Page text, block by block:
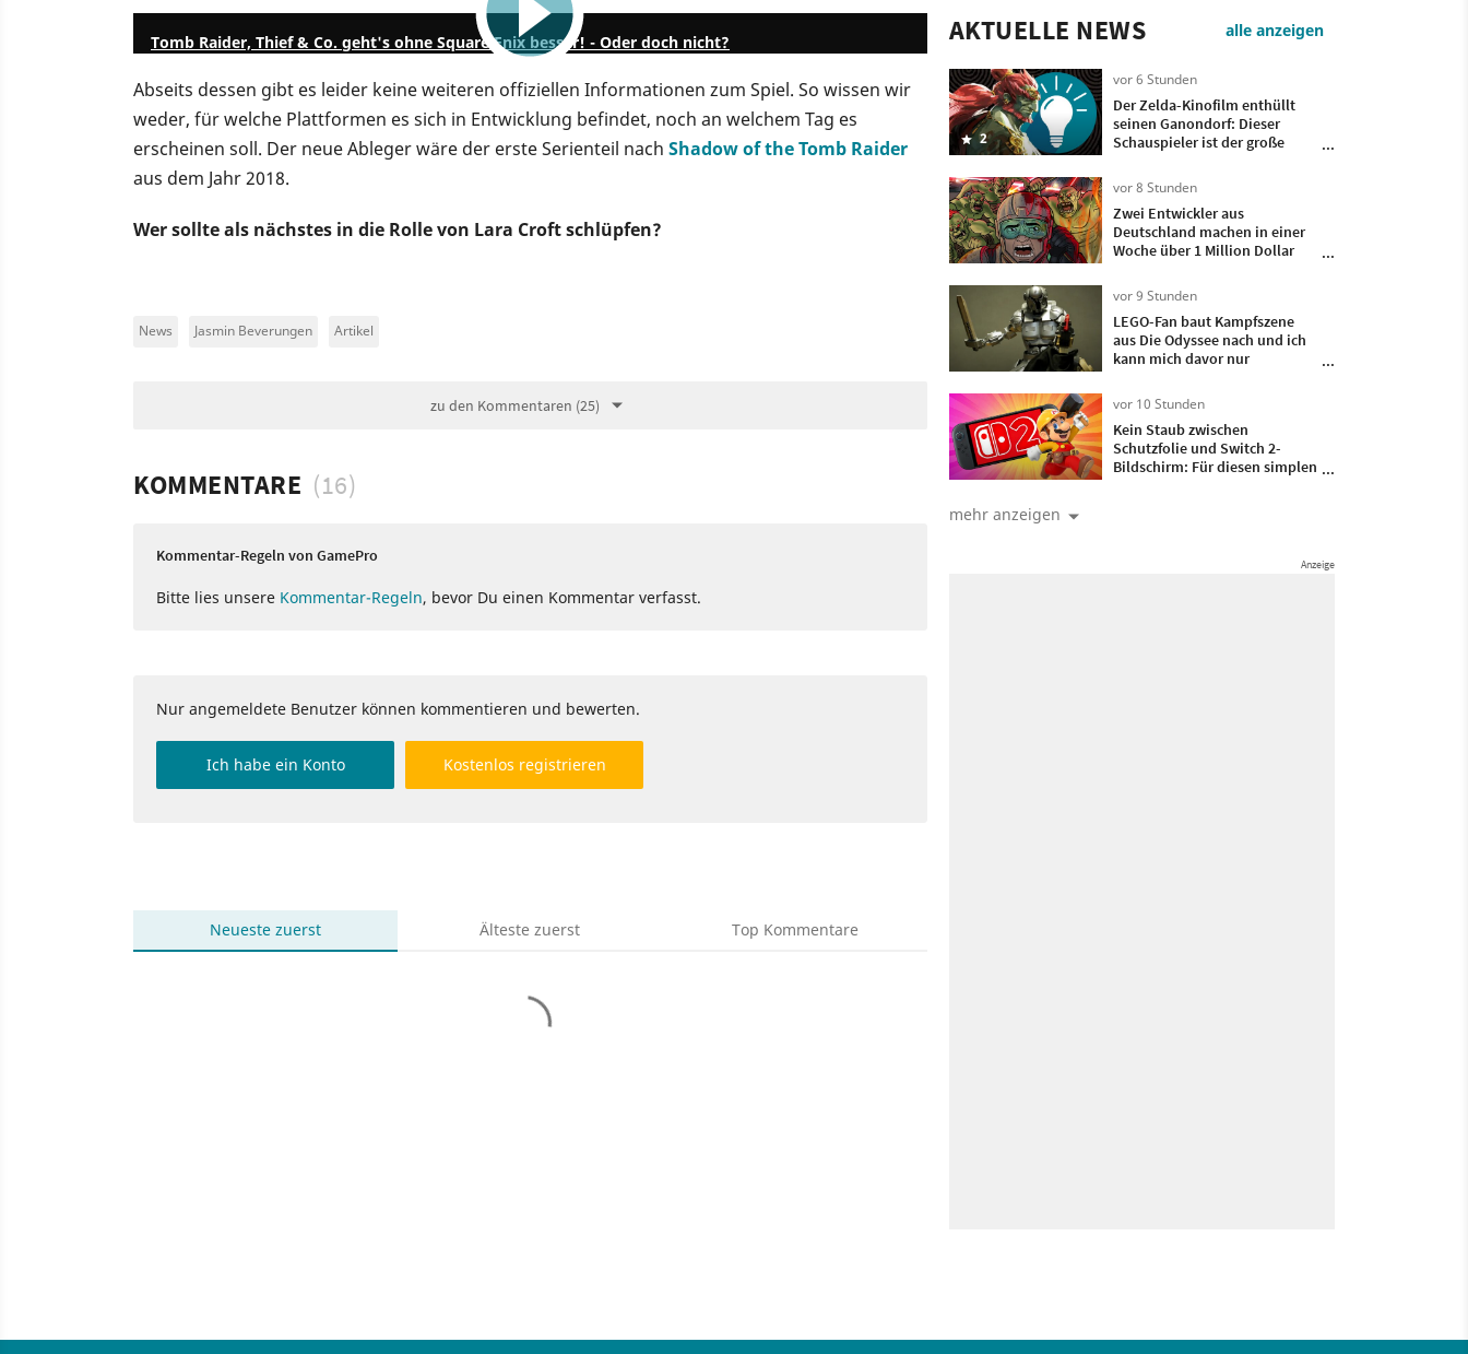
Tomb Raider, Thief & Co. geht's ohne Square Enix besser! - Oder doch nicht?
Abseits dessen gibt es leider keine weiteren offiziellen Informationen zum Spiel. So wissen wir
weder, für welche Plattformen es sich in Entwicklung befindet, noch an welchem Tag es
erscheinen soll. Der neue Ableger wäre der erste Serienteil nach Shadow of the Tomb Raider
aus dem Jahr 2018.
Wer sollte als nächstes in die Rolle von Lara Croft schlüpfen?
News Jasmin Beverungen Artikel
zu den Kommentaren (25)
KOMMENTARE (16)
Kommentar-Regeln von GamePro
Bitte lies unsere Kommentar-Regeln, bevor Du einen Kommentar verfasst.
Nur angemeldete Benutzer können kommentieren und bewerten.
Ich habe ein Konto Kostenlos registrieren
Neueste zuerst Älteste zuerst Top Kommentare
AKTUELLE NEWS alle anzeigen
2
vor 6 Stunden
Der Zelda-Kinofilm enthüllt
seinen Ganondorf: Dieser
Schauspieler ist der große
vor 8 Stunden
Zwei Entwickler aus
Deutschland machen in einer
Woche über 1 Million Dollar
Monate lang entwickelt haben
vor 9 Stunden
LEGO-Fan baut Kampfszene
aus Die Odyssee nach und ich
kann mich davor nur
vor 10 Stunden
Kein Staub zwischen
Schutzfolie und Switch 2-
Bildschirm: Für diesen simplen
mehr anzeigen